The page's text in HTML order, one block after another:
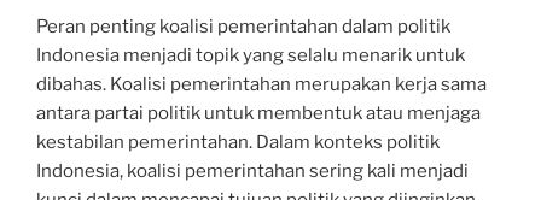
Peran penting koalisi pemerintahan dalam politik
Indonesia menjadi topik yang selalu menarik untuk
dibahas. Koalisi pemerintahan merupakan kerja sama
antara partai politik untuk membentuk atau menjaga
kestabilan pemerintahan. Dalam konteks politik
Indonesia, koalisi pemerintahan sering kali menjadi